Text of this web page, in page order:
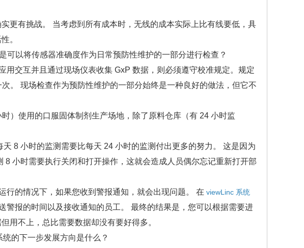
有挑战。 当考虑到所有成本时，无线的成本实际上比有线要低，具
。
可以将传感器准确度作为日常预防性维护的一部分进行检查？
用交互并且通过现场仪表收集 GxP 数据，则必须遵守校准规定。规定
。 现场检查作为预防性维护的一部分始终是一种良好的做法，但它不
）使用的口服固体制剂生产场地，除了原料仓库（有 24 小时监
8 小时的监测需要比每天 24 小时的监测付出更多的努力。 这是因为
8 小时需要执行关闭和打开操作，这就会造成人员偶尔忘记重新打开部
的情况下，如果您收到警报通知，就会出现问题。 在 viewLinc 系统
警报的时间以及接收通知的员工。 最终的结果是，您可以根据需要进
用不上，总比需要数据却没有要好得多。
的下一步发展方向是什么？